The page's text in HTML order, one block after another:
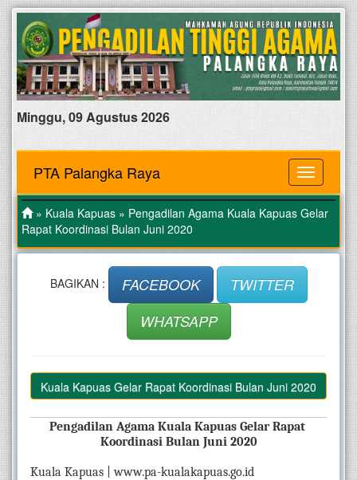
Minggu, 09 Agustus 2026
MENU
PTA Palangka Raya
» Kuala Kapuas » Pengadilan Agama Kuala Kapuas Gelar
Rapat Koordinasi Bulan Juni 2020
BAGIKAN : FACEBOOK
TWITTER
WHATSAPP
Kuala Kapuas Gelar Rapat Koordinasi Bulan Juni 2020
Pengadilan Agama Kuala Kapuas Gelar Rapat
Koordinasi Bulan Juni 2020
Kuala Kapuas | www.pa-kualakapuas.go.id